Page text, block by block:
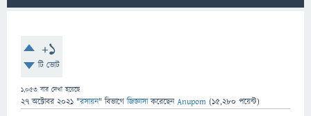
+1
টি ভোট
1,053 বার দেখা হয়েছে
27 অক্টোবর 2021 "রসায়ন" বিভাগে জিজ্ঞাসাকরেছেনAnupom (15,280 পয়েন্ট)